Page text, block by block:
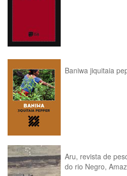
Baniwa jiquitaia
Aru, revista de
do rio Negro,